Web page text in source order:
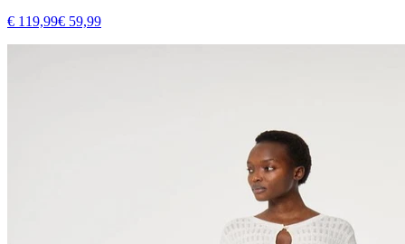
€ 119,99€ 59,99